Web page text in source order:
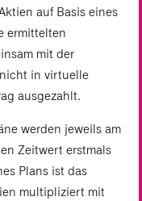
auf Basis eines
ermittelten
mit der
in virtuelle
ausgezahlt.
werden jeweils am
Zeitwert erstmals
Plans ist das
multipliziert mit